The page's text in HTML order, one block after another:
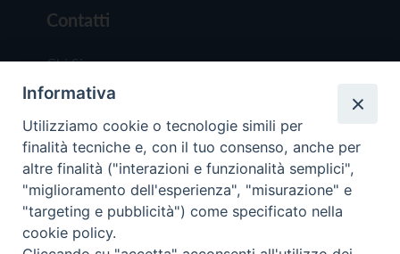
Contatti
Chi Siamo
Redazione
Scrivici
Copyright © 2019 - Tutti i diritti riservati - Vita
Informativa
Utilizziamo cookie o tecnologie simili per
finalità tecniche e, con il tuo consenso, anche per
altre finalità ("interazioni e funzionalità semplici",
"miglioramento dell'esperienza", "misurazione" e
"targeting e pubblicità") come specificato nella
cookie policy.